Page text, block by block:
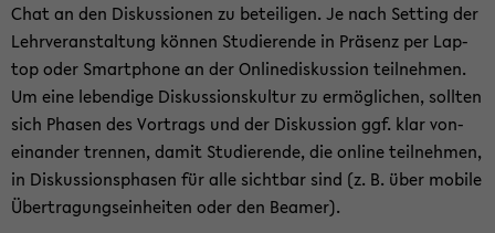
Chat an den Dis­kus­sio­nen zu be­tei­li­gen. Je nach Set­ting der
Lehr­ver­an­stal­tung kön­nen Stu­die­ren­de in Prä­senz per Lap­
top oder Smart­pho­ne an der On­line­dis­kus­si­on teil­neh­men.
Um eine le­ben­di­ge Dis­kus­si­ons­kul­tur zu er­mög­li­chen, soll­ten
sich Pha­sen des Vor­trags und der Dis­kus­si­on ggf. klar von­
ein­an­der tren­nen, damit Stu­die­ren­de, die on­line teil­neh­men,
in Dis­kus­si­ons­pha­sen für alle sicht­bar sind (z. B. über mo­bi­le
Über­tra­gungs­ein­hei­ten oder den Bea­mer).